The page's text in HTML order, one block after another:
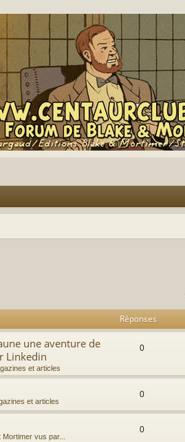
Réponses
une aventure de
Linkedin
et articles
0
et articles
0
Mortimer vus par...
0